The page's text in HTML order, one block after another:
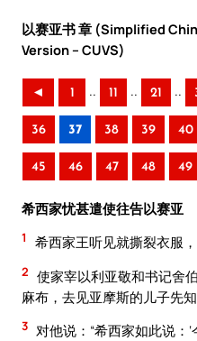
以赛亚书 章 (Simplified
Version – CUVS)
◄ 1 .. 11 .. 21 ..
36 37 38 39 40
45 46 47 48 49
希西家忧甚遣使往告以赛亚
1 希西家王听见就撕裂衣服
2 使家宰以利亚敬和书记舍
麻布，去见亚摩斯的儿子先
3 对他说：“希西家如此说：